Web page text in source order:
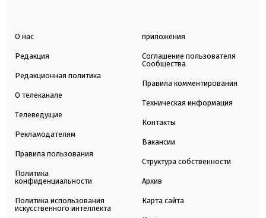
О нас
Редакция
Редакционная политика
О телеканале
Телеведущие
Рекламодателям
Правила пользования
Политика
конфиденциальности
Политика использования
искусственного интеллекта
приложения
Соглашение пользователя
Сообщества
Правила комментирования
Техническая информация
Контакты
Вакансии
Структура собственности
Архив
Карта сайта